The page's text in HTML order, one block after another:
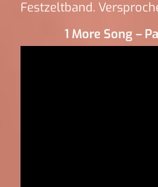
Festzeltband.
1 More Song –